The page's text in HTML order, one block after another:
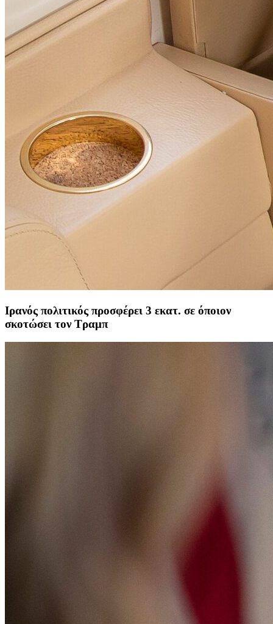
Ιρανός πολιτικός προσφέρει 3 εκατ. σε όποιον
σκοτώσει τον Τραμπ